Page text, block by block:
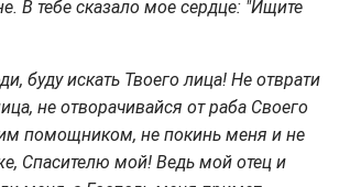
В тебе сказало мое сердце: "Ищите
буду искать Твоего лица! Не отврати
не отворачивайся от раба Своего
помощником, не покинь меня и не
Спасителю мой! Ведь мой отец и